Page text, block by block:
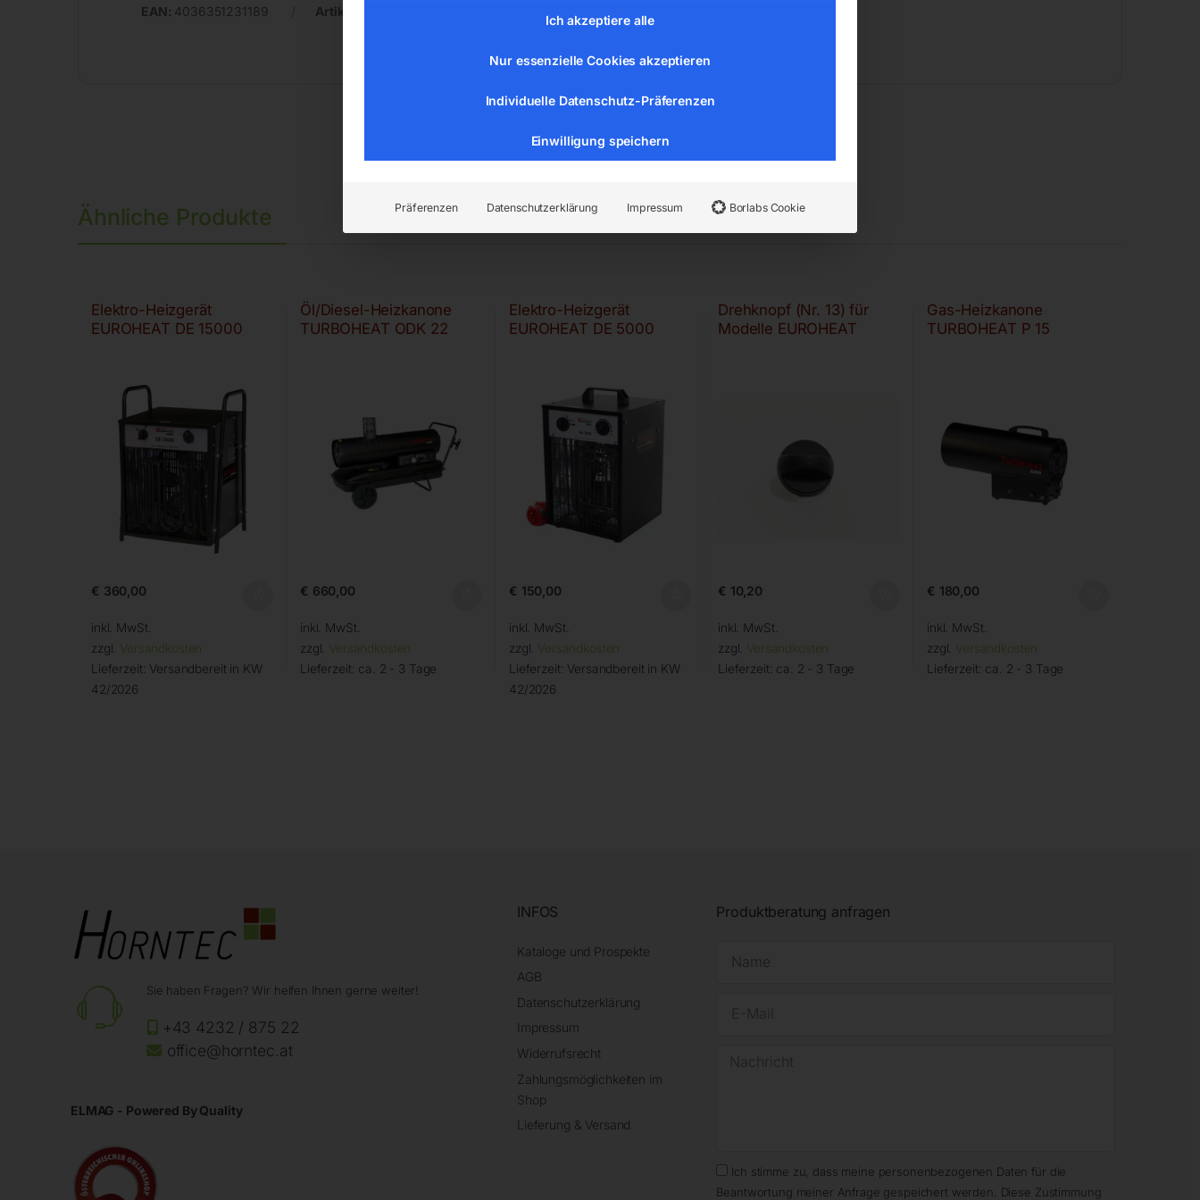
EAN: 4036351231189 Artikelnummer:
Ähnliche Produkte
Elektro-Heizgerät
EUROHEAT DE 15000
€ 360,00
inkl. MwSt.
zzgl. Versandkosten
Lieferzeit: Versandbereit in KW
42/2026
Öl/Diesel-Heizkanone
TURBOHEAT ODK 22
€ 660,00
inkl. MwSt.
zzgl. Versandkosten
Lieferzeit: ca. 2 - 3 Tage
Elektro-Heizgerät
EUROHEAT DE 5000
€ 150,00
inkl. MwSt.
zzgl. Versandkosten
Lieferzeit: Versandbereit in KW
42/2026
Drehknopf (Nr. 13) für
Modelle EUROHEAT
€ 10,20
inkl. MwSt.
zzgl. Versandkosten
Lieferzeit: ca. 2 - 3 Tage
Gas-Heizkanone
TURBOHEAT P 15
€ 180,00
inkl. MwSt.
zzgl. Versandkosten
Lieferzeit: ca. 2 - 3 Tage
Sie haben Fragen? Wir helfen Ihnen gerne weiter!
+43 4232 / 875 22
office@horntec.at
ELMAG - Powered By Quality
INFOS
Kataloge und Prospekte
AGB
Datenschutzerklärung
Impressum
Widerrufsrecht
Zahlungsmöglichkeiten im
Shop
Lieferung & Versand
Produktberatung anfragen
Ich stimme zu, dass meine personenbezogenen Daten für die
Beantwortung meiner Anfrage gespeichert werden. Diese Zustimmung
Ich akzeptiere alle
Nur essenzielle Cookies akzeptieren
Individuelle Datenschutz-Präferenzen
Einwilligung speichern
Präferenzen Datenschutzerklärung Impressum Borlabs Cookie